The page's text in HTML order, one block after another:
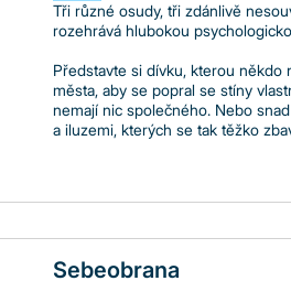
Tři různé osudy, tři zdánlivě
rozehrává hlubokou
Představte si dívku, kterou
města, aby se popral se stíny
nemají nic společného. Nebo
a iluzemi, kterých se tak těžko
Sebeobrana